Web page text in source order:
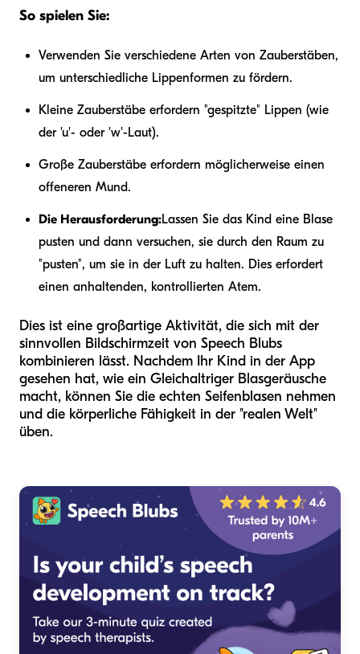
So spielen Sie:
Verwenden Sie verschiedene Arten von Zauberstäben,
um unterschiedliche Lippenformen zu fördern.
Kleine Zauberstäbe erfordern "gespitzte" Lippen (wie
der 'u'- oder 'w'-Laut).
Große Zauberstäbe erfordern möglicherweise einen
offeneren Mund.
Die Herausforderung:Lassen Sie das Kind eine Blase
pusten und dann versuchen, sie durch den Raum zu
"pusten", um sie in der Luft zu halten. Dies erfordert
einen anhaltenden, kontrollierten Atem.
Dies ist eine großartige Aktivität, die sich mit der
sinnvollen Bildschirmzeit von Speech Blubs
kombinieren lässt. Nachdem Ihr Kind in der App
gesehen hat, wie ein Gleichaltriger Blasgeräusche
macht, können Sie die echten Seifenblasen nehmen
und die körperliche Fähigkeit in der "realen Welt"
üben.